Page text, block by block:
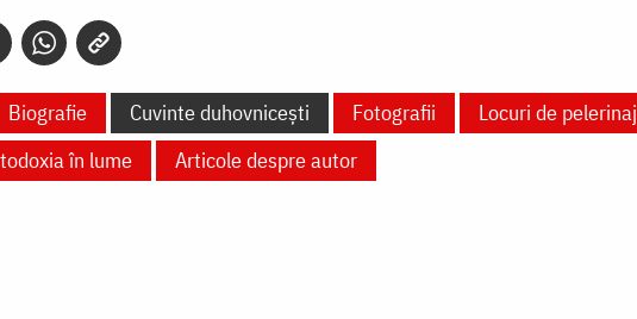
Biografie Cuvinte duhovnicești Fotografii Locuri de pelerinaj
în lume Articole despre autor